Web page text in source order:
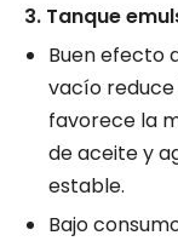
3. Tanque
Buen efecto
vacío
favorece la
de aceite y
estable.
Bajo